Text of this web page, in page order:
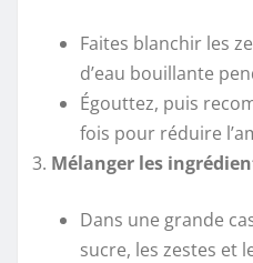
Faites blanchir les
d’eau bouillante
Égouttez, puis
fois pour réduire
Mélanger les
Dans une grande
sucre, les zestes et